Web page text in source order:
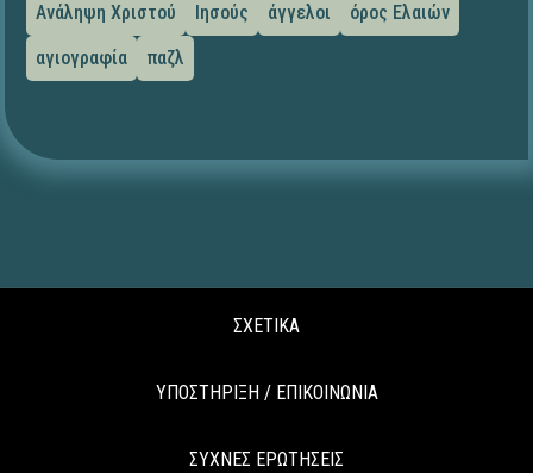
Ανάληψη Χριστού
Ιησούς άγγελοι
όρος Ελαιών
αγιογραφία
παζλ
ΣΧΕΤΙΚΑ
ΥΠΟΣΤΗΡΙΞΗ / ΕΠΙΚΟΙΝΩΝΙΑ
ΣΥΧΝΕΣ ΕΡΩΤΗΣΕΙΣ